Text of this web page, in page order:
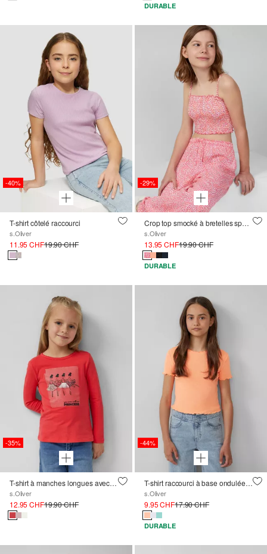
DURABLE
-40%
T-shirt côtelé raccourci
s.Oliver
11.95 CHF19.90 CHF
-29%
Crop top smocké à bretelles spaghetti amovibles
s.Oliver
13.95 CHF19.90 CHF
DURABLE
-35%
T-shirt à manches longues avec paillettes et applications
s.Oliver
12.95 CHF19.90 CHF
-44%
T-shirt raccourci à base ondulée, coupe Slim Fit
s.Oliver
9.95 CHF17.90 CHF
DURABLE